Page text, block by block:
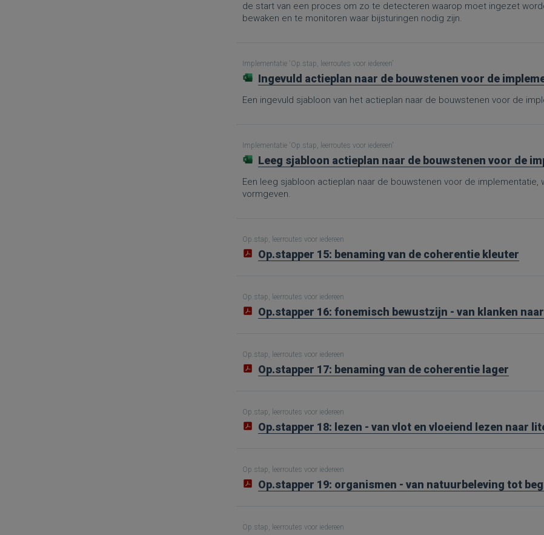
de start van een proces om zo te detecteren waarop moet ingezet
bewaken en te monitoren waar bijsturingen nodig zijn.
Implementatie 'Op.stap, leerroutes voor iedereen'
Ingevuld actieplan naar de bouwstenen voor de
Een ingevuld sjabloon van het actieplan naar de bouwstenen voor de
Implementatie 'Op.stap, leerroutes voor iedereen'
Leeg sjabloon actieplan naar de bouwstenen voor de
Een leeg sjabloon actieplan naar de bouwstenen voor de implementatie,
vormgeven.
Op.stap, leerroutes voor iedereen
Op.stapper 15: benaming van de coherentie kleuter
Op.stap, leerroutes voor iedereen
Op.stapper 16: fonemisch bewustzijn - van klanken
Op.stap, leerroutes voor iedereen
Op.stapper 17: benaming van de coherentie lager
Op.stap, leerroutes voor iedereen
Op.stapper 18: lezen - van vlot en vloeiend lezen naar
Op.stap, leerroutes voor iedereen
Op.stapper 19: organismen - van natuurbeleving tot
Op.stap, leerroutes voor iedereen